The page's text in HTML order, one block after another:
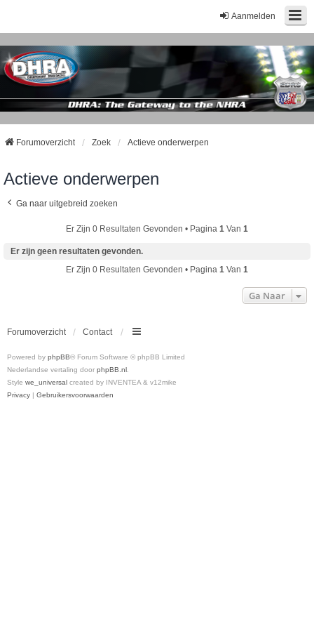
Aanmelden
Forumoverzicht Zoek Actieve onderwerpen
Actieve onderwerpen
Ga naar uitgebreid zoeken
Er Zijn 0 Resultaten Gevonden • Pagina 1 Van 1
Er zijn geen resultaten gevonden.
Er Zijn 0 Resultaten Gevonden • Pagina 1 Van 1
Ga Naar
Forumoverzicht Contact
Powered by phpBB® Forum Software © phpBB Limited
Nederlandse vertaling door phpBB.nl
Style we_universal created by INVENTEA & v12mike
Privacy | Gebruikersvoorwaarden